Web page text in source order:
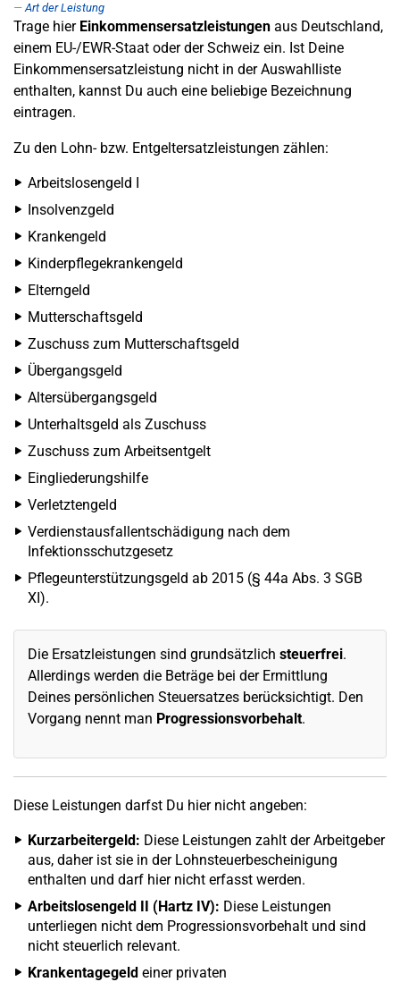
Art der Leistung
Trage hier Einkommensersatzleistungen aus Deutschland,
einem EU-/EWR-Staat oder der Schweiz ein. Ist Deine
Einkommensersatzleistung nicht in der Auswahlliste
enthalten, kannst Du auch eine beliebige Bezeichnung
eintragen.
Zu den Lohn- bzw. Entgeltersatzleistungen zählen:
Arbeitslosengeld I
Insolvenzgeld
Krankengeld
Kinderpflegekrankengeld
Elterngeld
Mutterschaftsgeld
Zuschuss zum Mutterschaftsgeld
Übergangsgeld
Altersübergangsgeld
Unterhaltsgeld als Zuschuss
Zuschuss zum Arbeitsentgelt
Eingliederungshilfe
Verletztengeld
Verdienstausfallentschädigung nach dem
Infektionsschutzgesetz
Pflegeunterstützungsgeld ab 2015 (§ 44a Abs. 3 SGB
XI).
Die Ersatzleistungen sind grundsätzlich steuerfrei.
Allerdings werden die Beträge bei der Ermittlung
Deines persönlichen Steuersatzes berücksichtigt. Den
Vorgang nennt man Progressionsvorbehalt.
Diese Leistungen darfst Du hier nicht angeben:
Kurzarbeitergeld: Diese Leistungen zahlt der Arbeitgeber
aus, daher ist sie in der Lohnsteuerbescheinigung
enthalten und darf hier nicht erfasst werden.
Arbeitslosengeld II (Hartz IV): Diese Leistungen
unterliegen nicht dem Progressionsvorbehalt und sind
nicht steuerlich relevant.
Krankentagegeld einer privaten